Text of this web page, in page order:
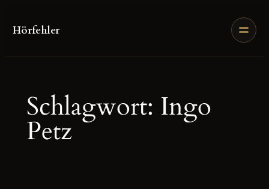
Inhalt
Hörfehler
Schlagwort: Ingo
Petz